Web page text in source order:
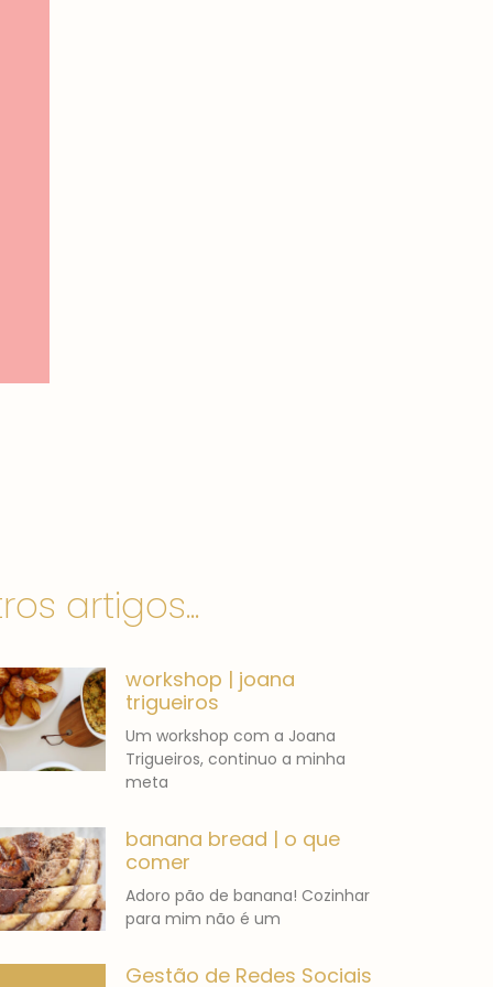
artigos...
workshop | joana
trigueiros
Um workshop com a Joana
Trigueiros, continuo a minha
meta
banana bread | o que
comer
Adoro pão de banana! Cozinhar
para mim não é um
Gestão de Redes Sociais